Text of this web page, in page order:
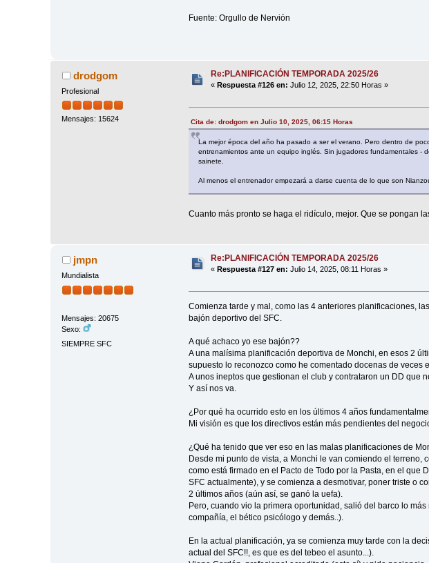
Fuente: Orgullo de Nervión
drodgom
Profesional
Mensajes: 15624
Re:PLANIFICACIÓN TEMPORADA 2025/26
«Respuesta #126 en: Julio 12, 2025, 22:50 Horas »
Cita de: drodgom en Julio 10, 2025, 06:15 Horas
La mejor época del año ha pasado a ser el verano. Pero dentro de
entrenamientos ante un equipo inglés. Sin jugadores fundamentales -
sainete.
Al menos el entrenador empezará a darse cuenta de lo que son
Cuanto más pronto se haga el ridículo, mejor. Que se pongan
jmpn
Mundialista
Mensajes: 20675
Sexo:
SIEMPRE SFC
Re:PLANIFICACIÓN TEMPORADA 2025/26
« Respuesta #127 en: Julio 14, 2025, 08:11 Horas »
Comienza tarde y mal, como las 4 anteriores planificaciones,
bajón deportivo del SFC.
A qué achaco yo ese bajón??
A una malísima planificación deportiva de Monchi, en esos 2
supuesto lo reconozco como he comentado docenas de veces
A unos ineptos que gestionan el club y contrataron un DD que
Y así nos va.
¿Por qué ha ocurrido esto en los últimos 4 años
Mi visión es que los directivos están más pendientes del
¿Qué ha tenido que ver eso en las malas planificaciones de
Desde mi punto de vista, a Monchi le van comiendo el terreno,
como está firmado en el Pacto de Todo por la Pasta, en el que
SFC actualmente), y se comienza a desmotivar, poner triste o
2 últimos años (aún así, se ganó la uefa).
Pero, cuando vio la primera oportunidad, salió del barco lo
compañía, el bético psicólogo y demás..).
En la actual planificación, ya se comienza muy tarde con la
actual del SFC!!, es que es del tebeo el asunto...).